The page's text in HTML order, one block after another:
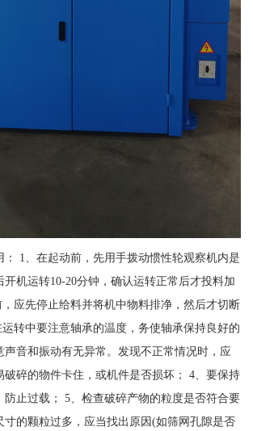
： 1、在起动前，先用手拨动惯性轮观察机内是
机运转10-20分钟，确认运转正常后才投料加
应先停止给料并将机中物料排净，然后才切断
转中要注意轴承的温度，务使轴承保持良好的
声音和振动有无异常。发现不正常情况时，应
破碎的物件卡住，或机件是否损坏； 4、要保持
防止过载； 5、检查破碎产物的粒度是否符合要
寸的颗粒过多，应当找出原因(如筛网孔隙是否